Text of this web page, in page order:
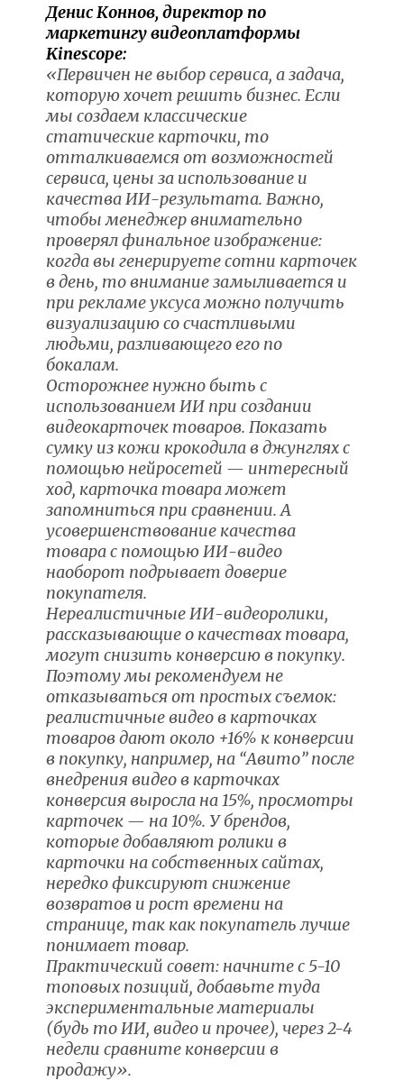
Денис Коннов, директор по
маркетингу видеоплатформы
Kinescope:
«Первичен не выбор сервиса, а задача,
которую хочет решить бизнес. Если
мы создаем классические
статические карточки, то
отталкиваемся от возможностей
сервиса, цены за использование и
качества ИИ-результата. Важно,
чтобы менеджер внимательно
проверял финальное изображение:
когда вы генерируете сотни карточек
в день, то внимание замыливается и
при рекламе уксуса можно получить
визуализацию со счастливыми
людьми, разливающего его по
бокалам.
Осторожнее нужно быть с
использованием ИИ при создании
видеокарточек товаров. Показать
сумку из кожи крокодила в джунглях с
помощью нейросетей — интересный
ход, карточка товара может
запомниться при сравнении. А
усовершенствование качества
товара с помощью ИИ-видео
наоборот подрывает доверие
покупателя.
Нереалистичные ИИ-видеоролики,
рассказывающие о качествах товара,
могут снизить конверсию в покупку.
Поэтому мы рекомендуем не
отказываться от простых съемок:
реалистичные видео в карточках
товаров дают около +16% к конверсии
в покупку, например, на “Авито” после
внедрения видео в карточках
конверсия выросла на 15%, просмотры
карточек — на 10%. У брендов,
которые добавляют ролики в
карточки на собственных сайтах,
нередко фиксируют снижение
возвратов и рост времени на
странице, так как покупатель лучше
понимает товар.
Практический совет: начните с 5-10
топовых позиций, добавьте туда
экспериментальные материалы
(будь то ИИ, видео и прочее), через 2-4
недели сравните конверсии в
продажу».